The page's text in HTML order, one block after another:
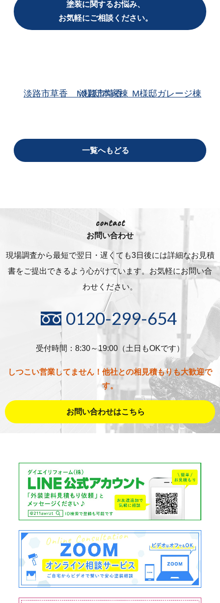
塗装に関するお悩み、
お気軽にご相談ください。
淡路市草香 M様邸本家棟淡路市草香 M様邸ガレージ棟
一覧へもどる
contact
お問い合わせ
現場調査から最短で翌日・遅くても3日後には詳細なお見積
書をご提出できるよう心がけています。お気軽にお問い合
わせください。
0120-299-654
受付時間：8:30～19:00（土日もOKです）
しつこい営業してません！他社との相見積もりも大歓迎で
す。
お問い合わせはこちら